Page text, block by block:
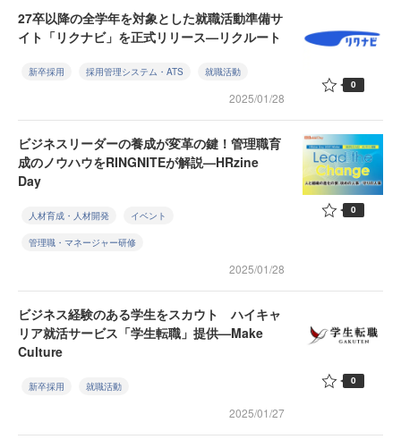
27卒以降の全学年を対象とした就職活動準備サ
イト「リクナビ」を正式リリース—リクルート
新卒採用 採用管理システム・ATS 就職活動
2025/01/28
0
ビジネスリーダーの養成が変革の鍵！管理職育
成のノウハウをRINGNITEが解説—HRzine
Day
人材育成・人材開発 イベント
管理職・マネージャー研修
2025/01/28
0
ビジネス経験のある学生をスカウト ハイキャ
リア就活サービス「学生転職」提供—Make
Culture
新卒採用 就職活動
2025/01/27
0